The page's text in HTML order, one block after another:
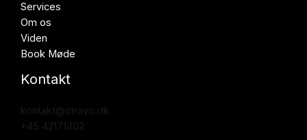
Services
Om os
Viden
Book Møde
Kontakt
kontakt@stravo.dk
+45 42171402